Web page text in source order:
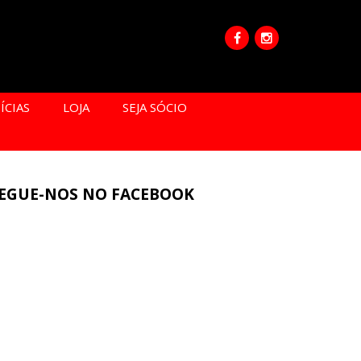
LOJA
SEJA SÓCIO
NOS NO FACEBOOK